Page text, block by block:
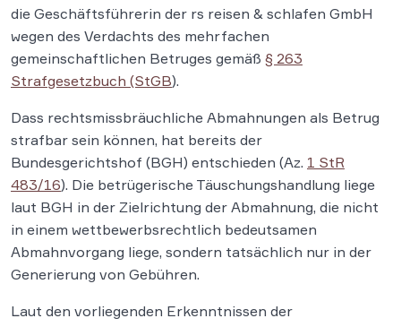
die Geschäftsführerin der rs reisen & schlafen GmbH
wegen des Verdachts des mehrfachen
gemeinschaftlichen Betruges gemäß § 263
Strafgesetzbuch (StGB).
Dass rechtsmissbräuchliche Abmahnungen als Betrug
strafbar sein können, hat bereits der
Bundesgerichtshof (BGH) entschieden (Az. 1 StR
483/16). Die betrügerische Täuschungshandlung liege
laut BGH in der Zielrichtung der Abmahnung, die nicht
in einem wettbewerbsrechtlich bedeutsamen
Abmahnvorgang liege, sondern tatsächlich nur in der
Generierung von Gebühren.
Laut den vorliegenden Erkenntnissen der